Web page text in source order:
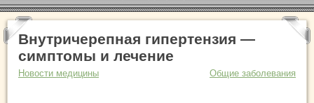
Внутричерепная гипертензия —
симптомы и лечение
Новости медицины Общие заболевания